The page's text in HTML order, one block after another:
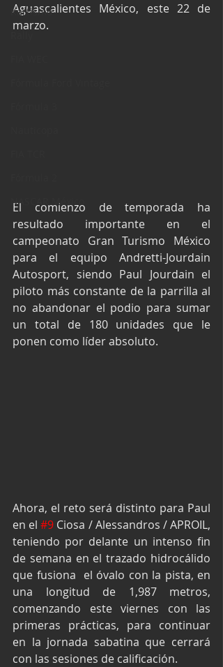
Kartismo
NASCAR México
Aguascalientes México, este 22 de
marzo.
El comienzo de temporada ha
resultado importante en el
campeonato Gran Turismo México
para el equipo Andretti-Jourdain
Autosport, siendo Paul Jourdain el
piloto más constante de la parrilla al
no abandonar el podio para sumar
un total de 180 unidades que le
ponen como líder absoluto.
Ahora, el reto será distinto para Paul
en el #9 Ciosa / Alessandros / APROIL,
teniendo por delante un intenso fin
de semana en el trazado hidrocálido
que fusiona  el óvalo con la pista, en
una longitud de 1,987 metros,
comenzando este viernes con las
primeras prácticas, para continuar
en la jornada sabatina que cerrará
con las sesiones de calificación.